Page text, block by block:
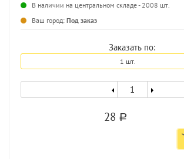
В наличии на центральном складе - 2008 шт.
Ваш город: Под заказ
Заказать по:
1 шт.
28 a